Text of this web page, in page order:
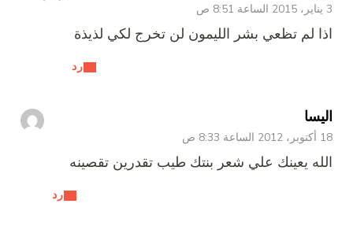
3 يناير، 2015 الساعة 8:51 ص
رد
اذا لم تظعي بشر الليمون لن تخرج لكي لذيذة
اليسا
18 أكتوبر، 2012 الساعة 8:33 ص
رد
الله يعينك علي شعر بنتك طيب تقدرين تقصينه